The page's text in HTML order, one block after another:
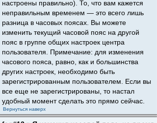
настроены правильно). То, что вам кажется
неправильным временем — это всего лишь
разница в часовых поясах. Вы можете
изменить текущий часовой пояс на другой
пояс в группе общих настроек центра
пользователя. Примечание: для изменения
часового пояса, равно, как и большинства
других настроек, необходимо быть
зарегистрированным пользователем. Если вы
все еще не зарегистрированы, то настал
удобный момент сделать это прямо сейчас.
Вернуться наверх